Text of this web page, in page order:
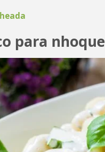
para nhoque